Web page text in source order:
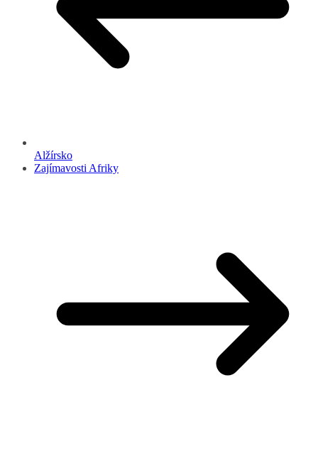
Alžírsko
Zajímavosti Afriky